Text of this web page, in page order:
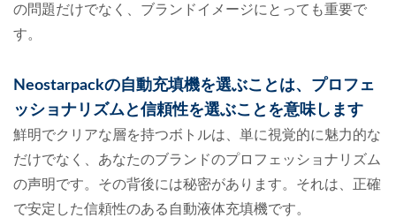
の問題だけでなく、ブランドイメージにとっても重要で
す。
Neostarpackの自動充填機を選ぶことは、プロフェ
ッショナリズムと信頼性を選ぶことを意味します
鮮明でクリアな層を持つボトルは、単に視覚的に魅力的な
だけでなく、あなたのブランドのプロフェッショナリズム
の声明です。その背後には秘密があります。それは、正確
で安定した信頼性のある自動液体充填機です。